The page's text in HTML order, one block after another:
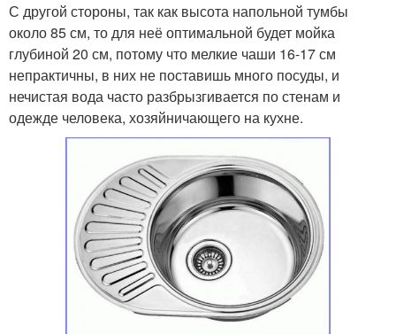
С другой стороны, так как высота напольной тумбы
около 85 см, то для неё оптимальной будет мойка
глубиной 20 см, потому что мелкие чаши 16-17 см
непрактичны, в них не поставишь много посуды, и
нечистая вода часто разбрызгивается по стенам и
одежде человека, хозяйничающего на кухне.